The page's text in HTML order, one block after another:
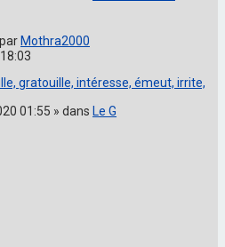
parMothra2000
gratouille, intéresse, émeut, irrite,
01:55 » dans Le G